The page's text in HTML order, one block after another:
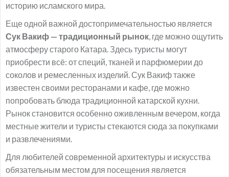
историю исламского мира.
Еще одной важной достопримечательностью является
Сук Вакиф — традиционный рынок, где можно ощутить
атмосферу старого Катара. Здесь туристы могут
приобрести всё: от специй, тканей и парфюмерии до
соколов и ремесленных изделий. Сук Вакиф также
известен своими ресторанами и кафе, где можно
попробовать блюда традиционной катарской кухни.
Рынок становится особенно оживленным вечером, когда
местные жители и туристы стекаются сюда за покупками
и развлечениями.
Для любителей современной архитектуры и искусства
обязательным местом для посещения является